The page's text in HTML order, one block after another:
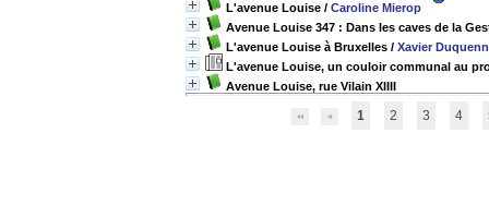
L'avenue Louise / Caroline Mierop
Avenue Louise 347 : Dans les caves de la
L'avenue Louise à Bruxelles / Xavier
L'avenue Louise, un couloir communal au
Avenue Louise, rue Vilain XIIII
1 2 3 4